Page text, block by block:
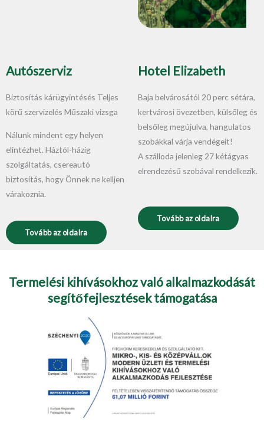
Autószerviz
Biztosítás kárügyintésés Teljes
körű szervizelés Műszaki vizsga
Nálunk mindent egy helyen
elintézhet. Háztól-házig
szolgáltatás, csereautó
biztosítás, hogy Önnek ne kelljen
várakoznia.
Tovább az oldalra
Hotel Elizabeth
Baja belvárosától 20 perc sétára,
kertvárosi övezetben, külsőleg és
belsőleg megújulva, hangulatos
szobákkal várja vendégeit!
A szálloda jelenleg 27 kétágyas
elrendezésű szobával rendelkezik.
Tovább az oldalra
Termelési kihívásokhoz való alkalmazkodását
segítőfejlesztések támogatása